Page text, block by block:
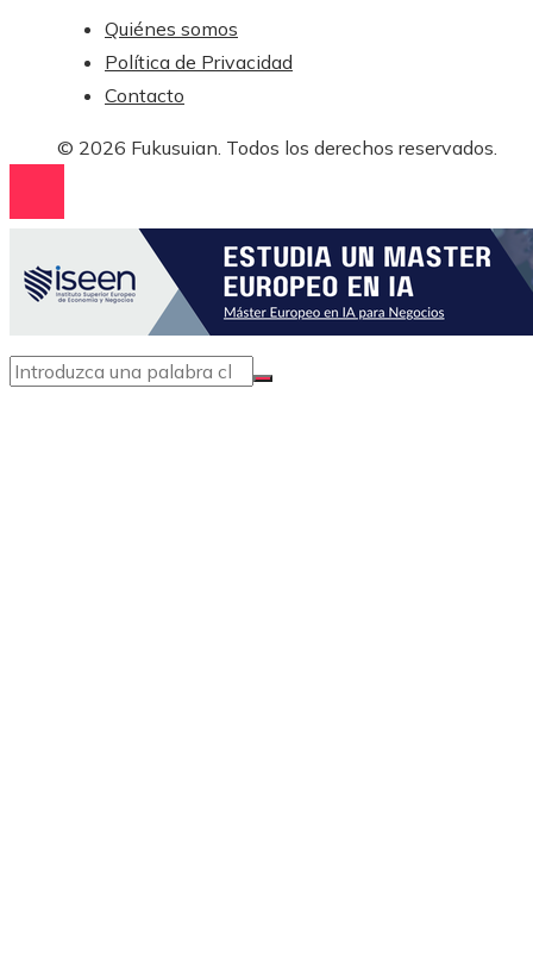
Quiénes somos
Política de Privacidad
Contacto
© 2026 Fukusuian. Todos los derechos reservados.